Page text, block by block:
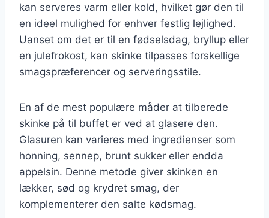
kan serveres varm eller kold, hvilket gør den til
en ideel mulighed for enhver festlig lejlighed.
Uanset om det er til en fødselsdag, bryllup eller
en julefrokost, kan skinke tilpasses forskellige
smagspræferencer og serveringsstile.
En af de mest populære måder at tilberede
skinke på til buffet er ved at glasere den.
Glasuren kan varieres med ingredienser som
honning, sennep, brunt sukker eller endda
appelsin. Denne metode giver skinken en
lækker, sød og krydret smag, der
komplementerer den salte kødsmag.